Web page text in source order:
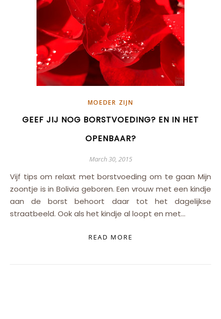
MOEDER ZIJN
GEEF JIJ NOG BORSTVOEDING? EN IN HET
OPENBAAR?
March 30, 2015
Vijf tips om relaxt met borstvoeding om te gaan Mijn
zoontje is in Bolivia geboren. Een vrouw met een kindje
aan de borst behoort daar tot het dagelijkse
straatbeeld. Ook als het kindje al loopt en met…
READ MORE